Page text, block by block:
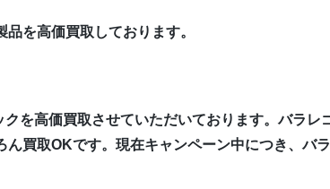
を高価買取しております。
を高価買取させていただいております。バラ
買取OKです。現在キャンペーン中につき、バ